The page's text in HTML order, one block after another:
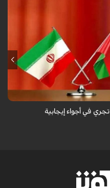
الجارية بشأن مضيق هرمز تجري
في أجواء إيجابية